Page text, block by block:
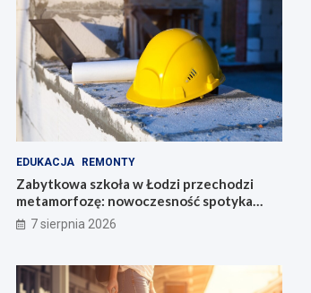
EDUKACJA REMONTY
Zabytkowa szkoła w Łodzi przechodzi
metamorfozę: nowoczesność spotyka
historię
7 sierpnia 2026